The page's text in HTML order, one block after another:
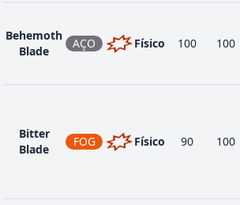
Behemoth
Blade
AÇO Físico 100 100
Bitter
Blade
FOG Físico 90 100